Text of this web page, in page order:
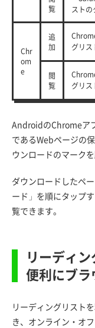
覧
スト
Chr
om
e
追
加
グリ
閲
覧
グリ
AndroidのChromeア
であるWebページの
ウンロードのマーク
ダウンロードしたペ
ード」を順にタップ
覧できます。
リーディ
便利にブラ
リーディングリスト
き、オンライン・オ